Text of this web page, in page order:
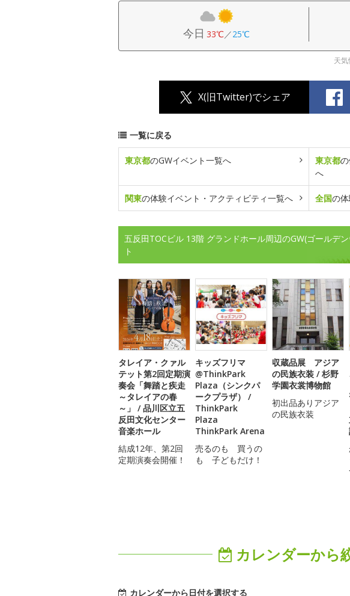
今日 33℃／25℃
天
X(旧Twitter)でシェア
一覧に戻る
東京都のGWイベント一覧へ 東京都
へ
関東の体験イベント・アクティビティ一覧へ 全国の
五反田TOCビル 13階 グランドホール周辺のGW(ゴールデ
ト
タレイア・クァル
テット第2回定期演
奏会「舞踏と疾走
～タレイアの春
～」 / 品川区立五
反田文化センター
音楽ホール
結成12年、第2回
定期演奏会開催！
キッズフリマ
@ThinkPark
Plaza（シンクパ
ークプラザ） /
ThinkPark
Plaza
ThinkPark Arena
売るのも 買うの
も 子どもだけ！
収蔵品展 アジア
の民族衣装 / 杉野
学園衣裳博物館
初出品ありアジア
の民族衣装
カレンダーから
カレンダーから日付を選択する